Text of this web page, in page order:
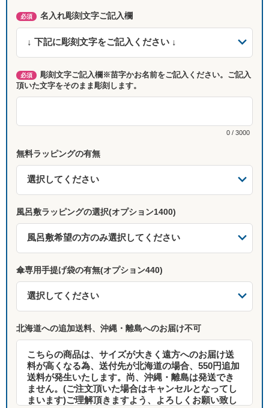
必須 名入れ彫刻文字ご記入欄
必須
彫刻文字ご記入欄※苗字かお名前をご記入ください。ご記入
頂いた文字をそのまま彫刻します。
0 / 3000
無料ラッピングの有無
風呂敷ラッピングの選択(オプション1400)
傘専用手提げ袋の有無(オプション440)
北海道への追加送料、沖縄・離島へのお届け不可